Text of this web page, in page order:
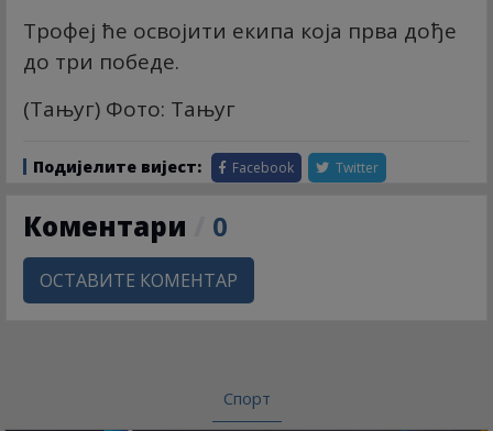
Трофеј ће освојити екипа која прва дође
до три победе.
(Тањуг) Фото: Тањуг
Подијелите вијест: Facebook Twitter
Коментари 0
ОСТАВИТЕ КОМЕНТАР
Спорт